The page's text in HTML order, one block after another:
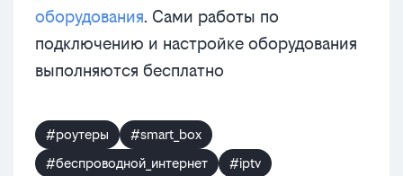
оборудования. Сами работы по
подключению и настройке оборудования
выполняются бесплатно
#роутеры
#smart_box
#беспроводной_интернет
#iptv